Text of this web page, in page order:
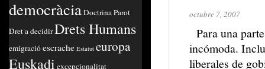
octubre 7, 2007
Para una
incómoda.
liberales de
democràciaDoctrina Parot
Dret a decidirDrets Humans
emigracióescrache Estatut europa
Euskadi excepcionalitat